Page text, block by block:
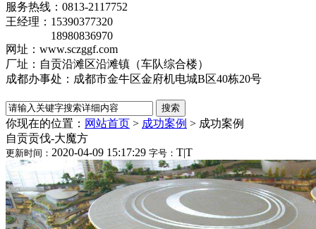
服务热线：0813-2117752
王经理：15390377320
18980836970
网址：www.sczggf.com
厂址：自贡沿滩区沿滩镇（车队综合楼）
成都办事处：成都市金牛区金府机电城B区40栋20号
你现在的位置： 网站首页 > 成功案例 > 成功案例
自贡贡伐-大魔方
更新时间： 2020-04-09 15:17:29 字号： T|T